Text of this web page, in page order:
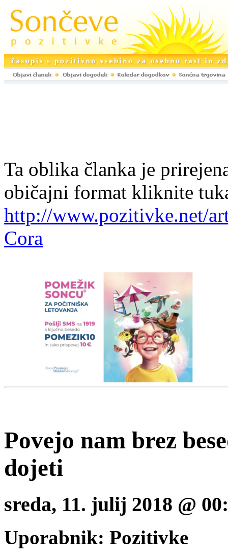
Ta oblika članka je
običajni format kliknite
http://www.pozitivke.net/
Cora
Povejo nam brez
dojeti
sreda, 11. julij 2018 @
Uporabnik: Pozitivke